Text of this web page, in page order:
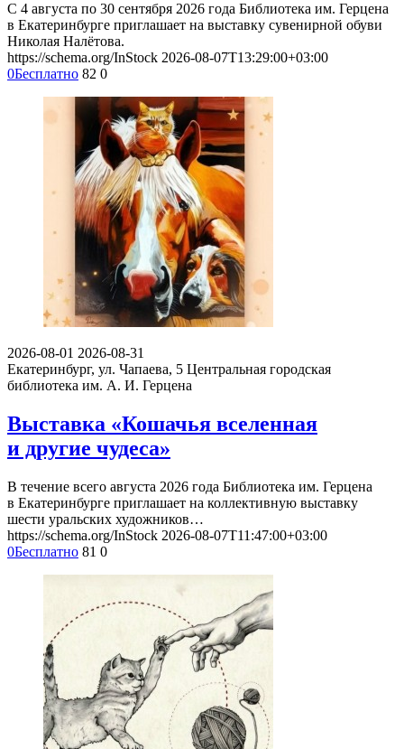
С 4 августа по 30 сентября 2026 года Библиотека им. Герцена
в Екатеринбурге приглашает на выставку сувенирной обуви
Николая Налётова.
https://schema.org/InStock 2026-08-07T13:29:00+03:00
0Бесплатно 82 0
2026-08-01 2026-08-31
Екатеринбург, ул. Чапаева, 5 Центральная городская
библиотека им. А. И. Герцена
Выставка «Кошачья вселенная
и другие чудеса»
В течение всего августа 2026 года Библиотека им. Герцена
в Екатеринбурге приглашает на коллективную выставку
шести уральских художников…
https://schema.org/InStock 2026-08-07T11:47:00+03:00
0Бесплатно 81 0